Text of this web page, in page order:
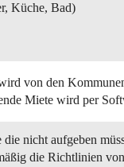
Küche, Bad)
von den
Miete wird per
nicht aufgeben
die Richtlinien